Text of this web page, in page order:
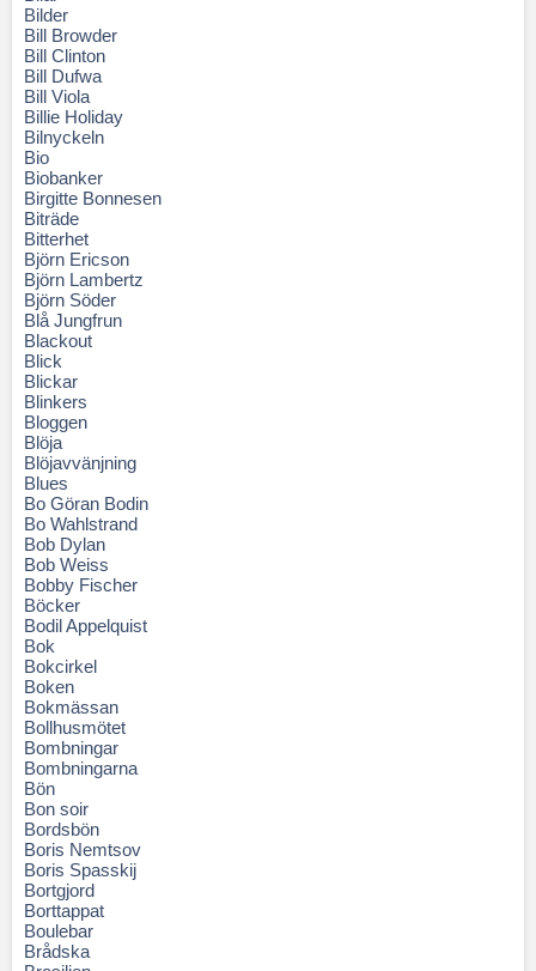
Bilder
Bill Browder
Bill Clinton
Bill Dufwa
Bill Viola
Billie Holiday
Bilnyckeln
Bio
Biobanker
Birgitte Bonnesen
Biträde
Bitterhet
Björn Ericson
Björn Lambertz
Björn Söder
Blå Jungfrun
Blackout
Blick
Blickar
Blinkers
Bloggen
Blöja
Blöjavvänjning
Blues
Bo Göran Bodin
Bo Wahlstrand
Bob Dylan
Bob Weiss
Bobby Fischer
Böcker
Bodil Appelquist
Bok
Bokcirkel
Boken
Bokmässan
Bollhusmötet
Bombningar
Bombningarna
Bön
Bon soir
Bordsbön
Boris Nemtsov
Boris Spasskij
Bortgjord
Borttappat
Boulebar
Brådska